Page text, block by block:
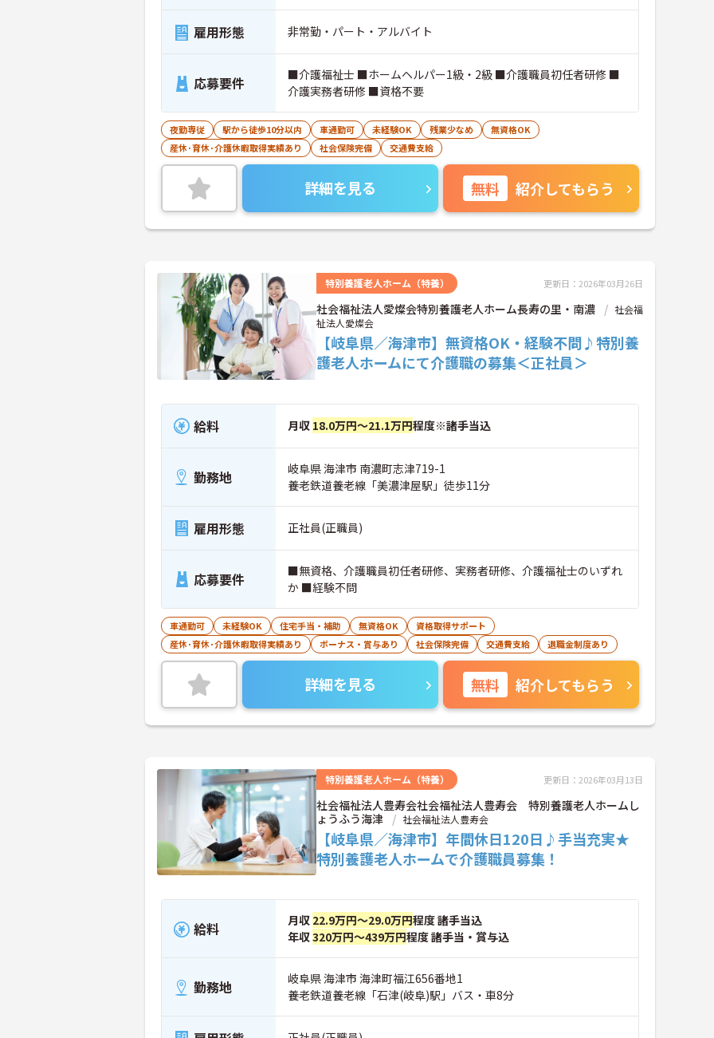
雇用形態 非常勤・パート・アルバイト
応募要件
■介護福祉士 ■ホームヘルパー1級・2級 ■介護職員初任者研修 ■
介護実務者研修 ■資格不要
夜勤専従 駅から徒歩10分以内 車通勤可 未経験OK 残業少なめ
無資格OK
産休･育休･介護休暇取得実績あり
社会保険完備 交通費支給
詳細を見る 無料 紹介してもらう
特別養護老人ホーム（特養） 更新日：2026年03月26日
社会福祉法人愛燦会特別養護老人ホーム長寿の里・南濃
社会福
祉法人愛燦会
【岐阜県／海津市】無資格OK・経験不問♪特別養
護老人ホームにて介護職の募集＜正社員＞
給料 月収 18.0万円～21.1万円程度※諸手当込
勤務地
岐阜県 海津市 南濃町志津719-1
養老鉄道養老線「美濃津屋駅」徒歩11分
雇用形態 正社員(正職員)
応募要件
■無資格、介護職員初任者研修、実務者研修、介護福祉士のいずれ
か ■経験不問
車通勤可 未経験OK 住宅手当・補助 無資格OK
資格取得サポート
産休･育休･介護休暇取得実績あり
ボーナス・賞与あり 社会保険完備 交通費支給 退職金制度あり
詳細を見る 無料 紹介してもらう
特別養護老人ホーム（特養） 更新日：2026年03月13日
社会福祉法人豊寿会社会福祉法人豊寿会 特別養護老人ホームし
ょうふう海津
社会福祉法人豊寿会
【岐阜県／海津市】年間休日120日♪手当充実★
特別養護老人ホームで介護職員募集！
給料 月収 22.9万円～29.0万円程度 諸手当込
年収320万円～439万円程度 諸手当・賞与込
勤務地
岐阜県 海津市 海津町福江656番地1
養老鉄道養老線「石津(岐阜)駅」バス・車8分